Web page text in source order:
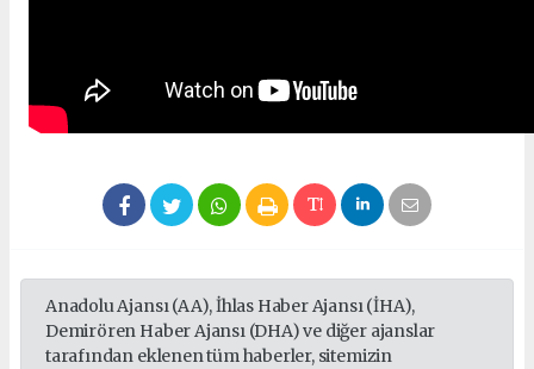
Anadolu Ajansı (AA), İhlas Haber Ajansı (İHA),
Demirören Haber Ajansı (DHA) ve diğer ajanslar
tarafından eklenen tüm haberler, sitemizin